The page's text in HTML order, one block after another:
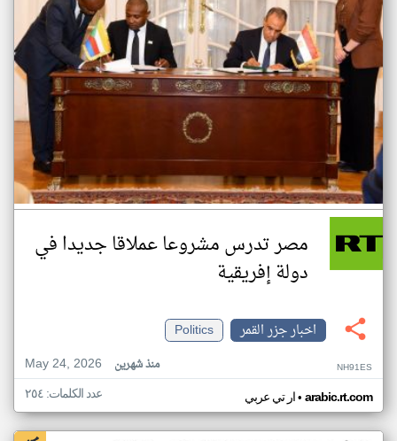
مصر تدرس مشروعا عملاقا جديدا في
دولة إفريقية
اخبار جزر القمر
Politics
May 24, 2026
منذ شهرين NH91ES
ار تي عربي• arabic.rt.com عدد الكلمات: ٢٥٤